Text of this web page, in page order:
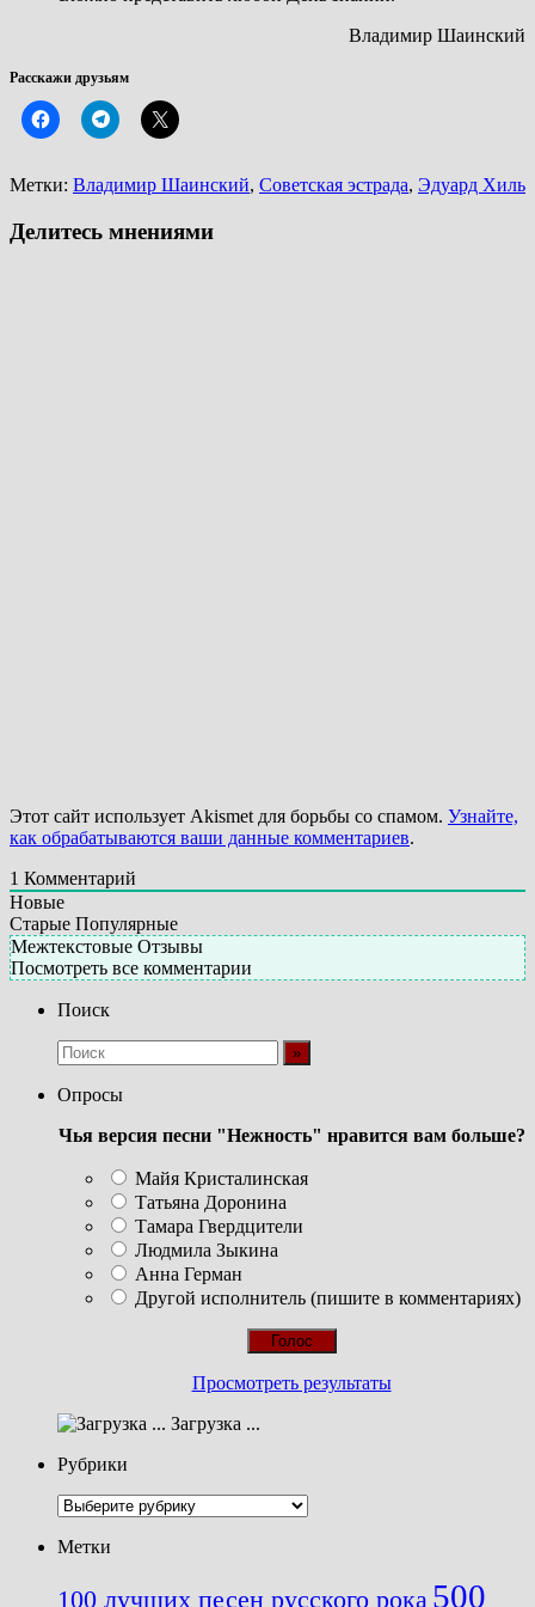
Владимир Шаинский
Расскажи друзьям
Метки: Владимир Шаинский, Советская эстрада, Эдуард Хиль
Делитесь мнениями
Этот сайт использует Akismet для борьбы со спамом. Узнайте,
как обрабатываются ваши данные комментариев.
1 Комментарий
Новые
Старые Популярные
Межтекстовые Отзывы
Посмотреть все комментарии
Поиск
Опросы
Чья версия песни "Нежность" нравится вам больше?
Майя Кристалинская
Татьяна Доронина
Тамара Гвердцители
Людмила Зыкина
Анна Герман
Другой исполнитель (пишите в комментариях)
Просмотреть результаты
Загрузка ...
Рубрики
Рубрики
Метки
100 лучших песен русского рока 500